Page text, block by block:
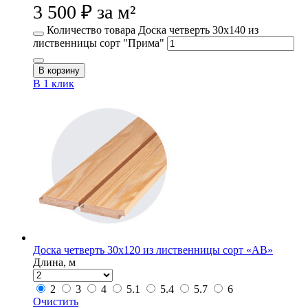
3 500 ₽ за м²
Количество товара Доска четверть 30х140 из
лиственницы сорт "Прима"
В корзину
В 1 клик
Доска четверть 30х120 из лиственницы сорт «АВ»
Длина, м
2 3 4 5.1 5.4 5.7
6
Очистить